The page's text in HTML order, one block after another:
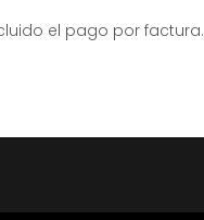
el pago por factura.